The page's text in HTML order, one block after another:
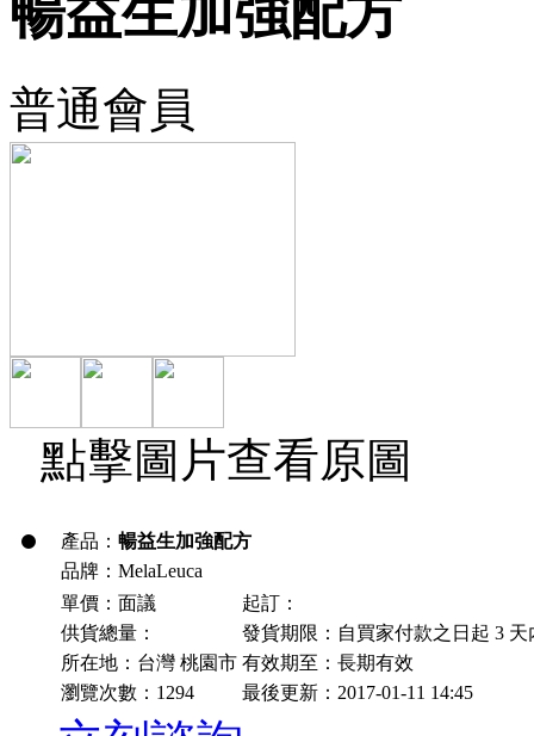
暢益生加強配方
普通會員
點擊圖片查看原圖
產品： 暢益生加強配方
品牌：MelaLeuca
單價：面議
起訂：
供貨總量：
發貨期限：自買家付款之日起 3 天
所在地：台灣 桃園市 有效期至：長期有效
瀏覽次數： 1294 最後更新：2017-01-11 14:45